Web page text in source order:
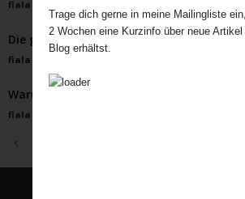
fiala
Die glorreichen Tage der Küstenferien in
fiala
Warum Schnee die Briten in eine
fiala
Trage dich gerne in meine Mailingliste
2 Wochen eine Kurzinfo über neue
Blog erhältst.